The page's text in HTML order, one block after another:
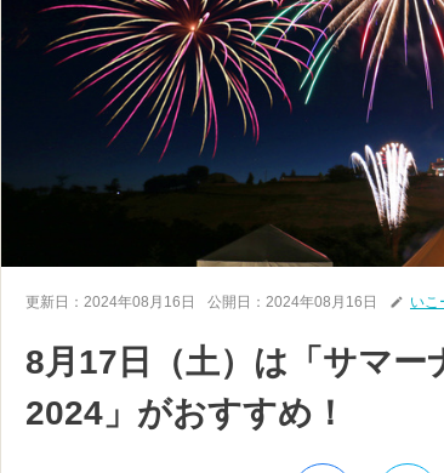
更新日： 2024年08月16日 公開日： 2024年08月16日 いこ
8月17日（土）は「サマー
2024」がおすすめ！